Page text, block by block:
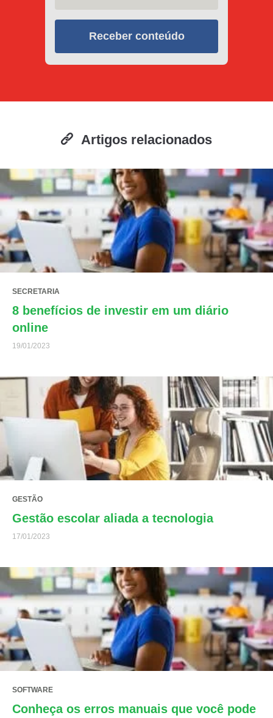
Receber conteúdo
Artigos relacionados
SECRETARIA
8 benefícios de investir em um diário
online
19/01/2023
GESTÃO
Gestão escolar aliada a tecnologia
17/01/2023
SOFTWARE
Conheça os erros manuais que você pode